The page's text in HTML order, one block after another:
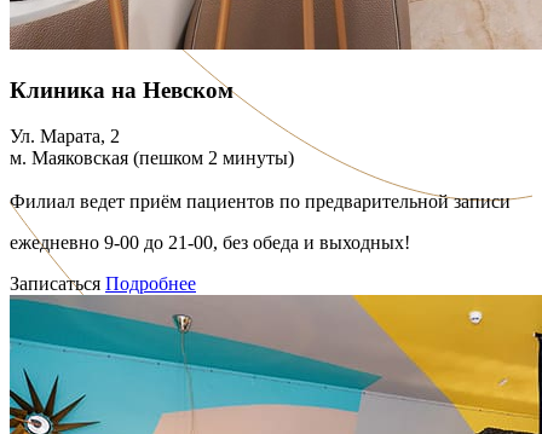
Клиника на Невском
Ул. Марата, 2
м. Маяковская (пешком 2 минуты)
Филиал ведет приём пациентов по предварительной записи
ежедневно 9-00 до 21-00, без обеда и выходных!
Записаться Подробнее